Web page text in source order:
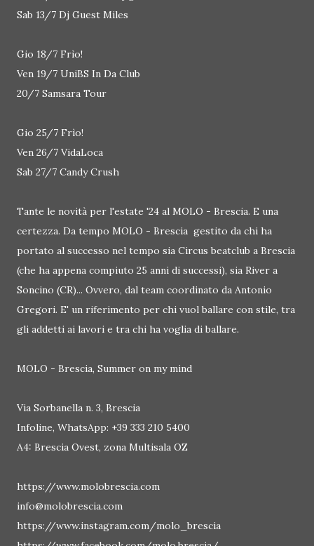
Sab 13/7 Dj Guest Miles
Gio 18/7 Frìo!
Ven 19/7 UniBS In Da Club
20/7 Samsara Tour
Gio 25/7 Frìo!
Ven 26/7 VidaLoca
Sab 27/7 Candy Crush
Tante le novità per l'estate '24 al MOLO - Brescia. E una
certezza. Da tempo MOLO - Brescia gestito da chi ha
portato al successo nel tempo sia Circus beatclub a Brescia
(che ha appena compiuto 25 anni di successi), sia River a
Soncino (CR)... Ovvero, dal team coordinato da Antonio
Gregori. E' un riferimento per chi vuol ballare con stile, tra
gli addetti ai lavori e tra chi ha voglia di ballare.
MOLO - Brescia, Summer on my mind
Via Sorbanella n. 3, Brescia
Infoline, WhatsApp: +39 333 210 5400
A4: Brescia Ovest, zona Multisala OZ
https://www.molobrescia.com
info@molobrescia.com
https://www.instagram.com/molo_brescia